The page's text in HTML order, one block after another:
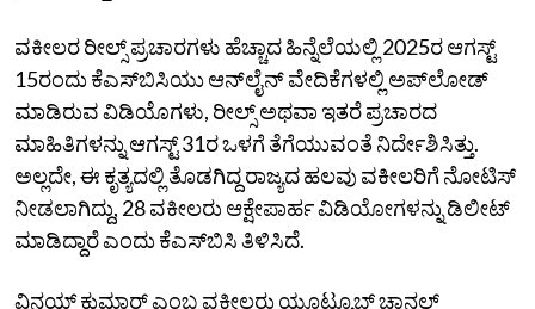
ವಕೀಲರ ರೀಲ್ಸ್‌ ಪ್ರಚಾರಗಳು ಹೆಚ್ಚಾದ ಹಿನ್ನೆಲೆಯಲ್ಲಿ 2025ರ ಆಗಸ್ಟ್‌
15ರಂದು ಕೆಎಸ್‌ಬಿಸಿಯು ಆನ್‌ಲೈನ್‌ ವೇದಿಕೆಗಳಲ್ಲಿ ಅಪ್‌ಲೋಡ್‌
ಮಾಡಿರುವ ವಿಡಿಯೊಗಳು, ರೀಲ್ಸ್‌ ಅಥವಾ ಇತರೆ ಪ್ರಚಾರದ
ಮಾಹಿತಿಗಳನ್ನು ಆಗಸ್ಟ್‌ 31ರ ಒಳಗೆ ತೆಗೆಯುವಂತೆ ನಿರ್ದೇಶಿಸಿತ್ತು.
ಅಲ್ಲದೇ, ಈ ಕೃತ್ಯದಲ್ಲಿ ತೊಡಗಿದ್ದ ರಾಜ್ಯದ ಹಲವು ವಕೀಲರಿಗೆ ನೋಟಿಸ್‌
ನೀಡಲಾಗಿದ್ದು, 28 ವಕೀಲರು ಆಕ್ಷೇಪಾರ್ಹ ವಿಡಿಯೋಗಳನ್ನು ಡಿಲೀಟ್‌
ಮಾಡಿದ್ದಾರೆ ಎಂದು ಕೆಎಸ್‌ಬಿಸಿ ತಿಳಿಸಿದೆ.
ವಿನಯ್‌ ಕುಮಾರ್‌ ಎಂಬ ವಕೀಲರು ಯೂಟ್ಯೂಬ್‌ ಚಾನಲ್‌